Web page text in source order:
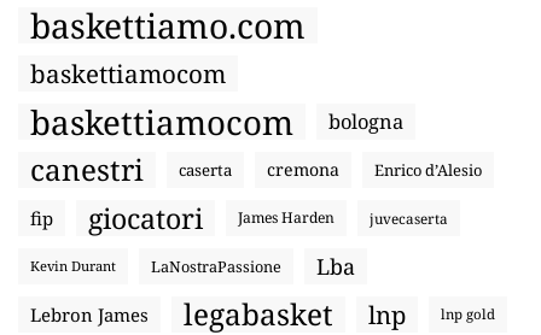
baskettiamo.com
baskettiamocom
baskettiamocom bologna
canestri caserta cremona Enrico d’Alesio
fip giocatori James Harden juvecaserta
Kevin Durant LaNostraPassione Lba
Lebron James legabasket lnp lnp gold